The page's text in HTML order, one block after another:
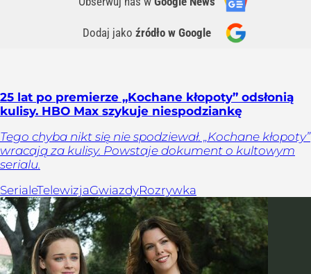
Dodaj jako źródło w Google
25 lat po premierze „Kochane kłopoty” odsłonią
kulisy. HBO Max szykuje niespodziankę
Tego chyba nikt się nie spodziewał. „Kochane kłopoty”
wracają za kulisy. Powstaje dokument o kultowym
serialu.
SerialeTelewizjaGwiazdyRozrywka